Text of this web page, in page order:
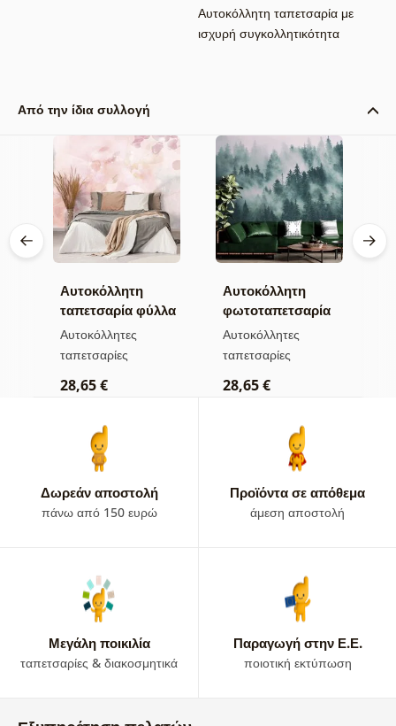
Αυτοκόλλητη ταπετσαρία με
ισχυρή συγκολλητικότητα
Από την ίδια συλλογή
Αυτοκόλλητη
ταπετσαρία φύλλα
με παστέλ
απόχρωση
Αυτοκόλλητες
ταπετσαρίες
28,65 €
Αυτοκόλλητη
φωτοταπετσαρία
δάσος στην ομίχλη
Αυτοκόλλητες
ταπετσαρίες
28,65 €
Δωρεάν αποστολή
πάνω από 150 ευρώ
Προϊόντα σε απόθεμα
άμεση αποστολή
Μεγάλη ποικιλία
ταπετσαρίες & διακοσμητικά
Παραγωγή στην Ε.Ε.
ποιοτική εκτύπωση